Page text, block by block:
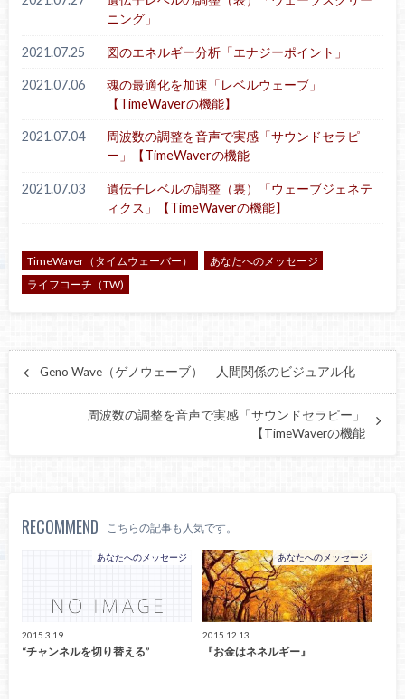
ニング」
2021.07.25 図のエネルギー分析「エナジーポイント」
2021.07.06
魂の最適化を加速「レベルウェーブ」
【TimeWaverの機能】
2021.07.04
周波数の調整を音声で実感「サウンドセラピ
ー」【TimeWaverの機能
2021.07.03
遺伝子レベルの調整（裏）「ウェーブジェネテ
ィクス」【TimeWaverの機能】
TimeWaver（タイムウェーバー）
あなたへのメッセージ
ライフコーチ（TW)
Geno Wave（ゲノウェーブ） 人間関係のビジュアル化
周波数の調整を音声で実感「サウンドセラピー」
【TimeWaverの機能
RECOMMEND こちらの記事も人気です。
あなたへのメッセージ
2015.3.19
“チャンネルを切り替える”
あなたへのメッセージ
2015.12.13
『お金はネネルギー』